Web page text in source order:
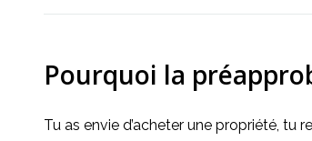
Pourquoi la
Tu as envie d’acheter une propriété, tu